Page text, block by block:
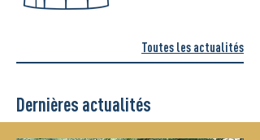
Toutes les actualités
Dernières actualités